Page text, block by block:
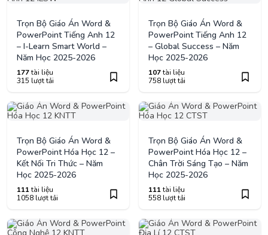
Trọn Bộ Giáo Án Word &
PowerPoint Tiếng Anh 12
– I-Learn Smart World –
Năm Học 2025-2026
177tài liệu
315 lượt tải
Trọn Bộ Giáo Án Word &
PowerPoint Tiếng Anh 12
– Global Success – Năm
Học 2025-2026
107tài liệu
758 lượt tải
Trọn Bộ Giáo Án Word &
PowerPoint Hóa Học 12 –
Kết Nối Tri Thức – Năm
Học 2025-2026
111tài liệu
1058 lượt tải
Trọn Bộ Giáo Án Word &
PowerPoint Hóa Học 12 –
Chân Trời Sáng Tạo – Năm
Học 2025-2026
111tài liệu
558 lượt tải